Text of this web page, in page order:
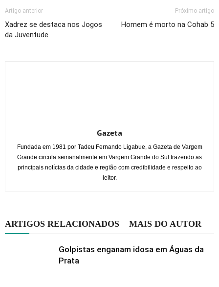
Artigo anterior
Xadrez se destaca nos Jogos
da Juventude
Próximo artigo
Homem é morto na Cohab 5
Gazeta
Fundada em 1981 por Tadeu Fernando Ligabue, a Gazeta de Vargem
Grande circula semanalmente em Vargem Grande do Sul trazendo as
principais notícias da cidade e região com credibilidade e respeito ao
leitor.
ARTIGOS RELACIONADOS MAIS DO AUTOR
Golpistas enganam idosa em Águas da
Prata